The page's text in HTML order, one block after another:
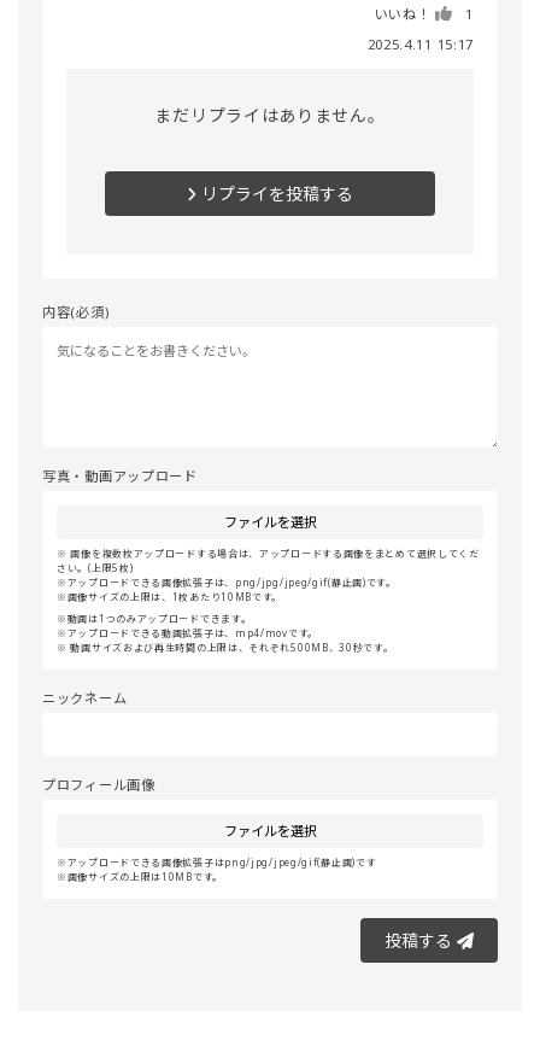
いいね！
1
2025.4.11 15:17
まだリプライはありません。
リプライを投稿する
内容(必須)
写真・動画アップロード
ファイルを選択
画像を複数枚アップロードする場合は、アップロードする画像をまとめて選択してくだ
さい。(上限5枚)
アップロードできる画像拡張子は、png/jpg/jpeg/gif(静止画)です。
画像サイズの上限は、1枚あたり10MBです。
動画は1つのみアップロードできます。
アップロードできる動画拡張子は、mp4/movです。
動画サイズおよび再生時間の上限は、それぞれ500MB、30秒です。
ニックネーム
プロフィール画像
ファイルを選択
アップロードできる画像拡張子はpng/jpg/jpeg/gif(静止画)です
画像サイズの上限は10MBです。
投稿する